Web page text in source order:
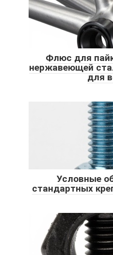
Флюс для
нержавеющей
для
Условные
стандартных